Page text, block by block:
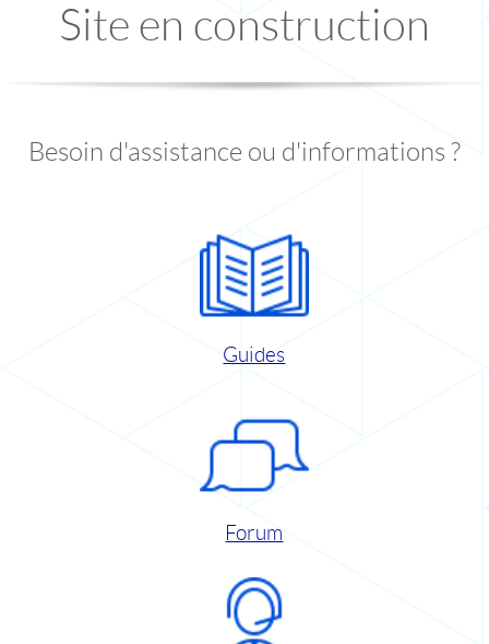
Site en construction
Besoin d'assistance ou d'informations ?
Guides
Forum